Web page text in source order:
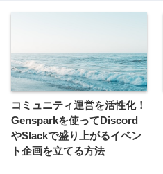
コミュニティ運営を活性化！
Gensparkを使ってDiscord
やSlackで盛り上がるイベン
ト企画を立てる方法